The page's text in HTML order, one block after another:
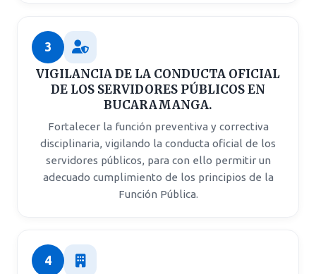
3
VIGILANCIA DE LA CONDUCTA OFICIAL
DE LOS SERVIDORES PÚBLICOS EN
BUCARAMANGA.
Fortalecer la función preventiva y correctiva
disciplinaria, vigilando la conducta oficial de los
servidores públicos, para con ello permitir un
adecuado cumplimiento de los principios de la
Función Pública.
4